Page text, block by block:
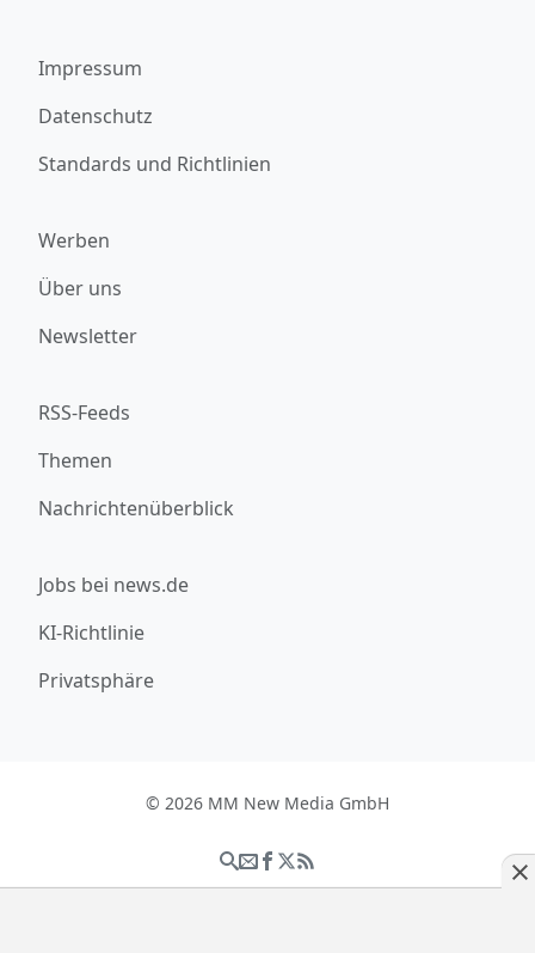
Impressum
Datenschutz
Standards und Richtlinien
Werben
Über uns
Newsletter
RSS-Feeds
Themen
Nachrichtenüberblick
Jobs bei news.de
KI-Richtlinie
Privatsphäre
© 2026 MM New Media GmbH